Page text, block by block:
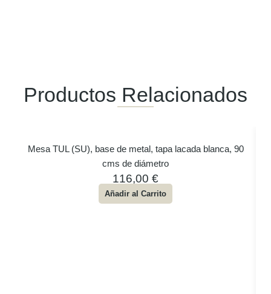
Productos Relacionados
Mesa TUL (SU), base de metal, tapa lacada blanca, 90
cms de diámetro
116,00 €
Añadir al Carrito